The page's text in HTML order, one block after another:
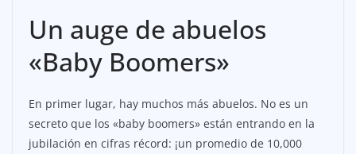
Un auge de abuelos
«Baby Boomers»
En primer lugar, hay muchos más abuelos. No es un
secreto que los «baby boomers» están entrando en la
jubilación en cifras récord: ¡un promedio de 10,000